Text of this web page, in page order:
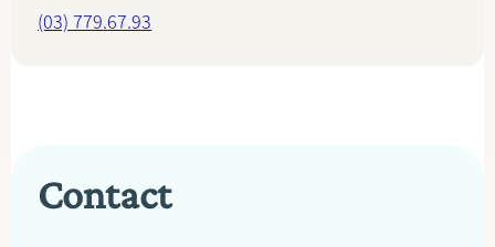
(03) 779.67.93
Contact